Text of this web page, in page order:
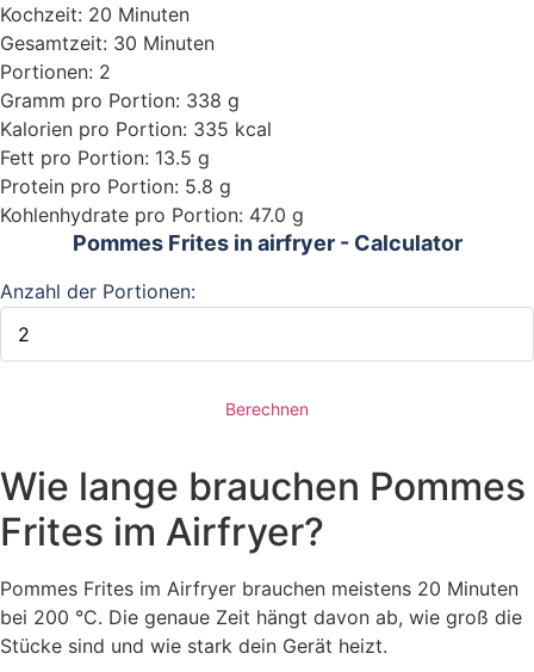
Kochzeit: 20 Minuten
Gesamtzeit: 30 Minuten
Portionen: 2
Gramm pro Portion: 338 g
Kalorien pro Portion: 335 kcal
Fett pro Portion: 13.5 g
Protein pro Portion: 5.8 g
Kohlenhydrate pro Portion: 47.0 g
Pommes Frites in airfryer - Calculator
Anzahl der Portionen:
Berechnen
Wie lange brauchen Pommes
Frites im Airfryer?
Pommes Frites im Airfryer brauchen meistens 20 Minuten
bei 200 °C. Die genaue Zeit hängt davon ab, wie groß die
Stücke sind und wie stark dein Gerät heizt.